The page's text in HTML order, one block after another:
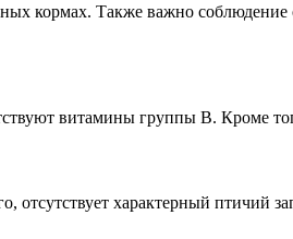
кормах. Также важно соблюдение
витамины группы B. Кроме
характерный птичий